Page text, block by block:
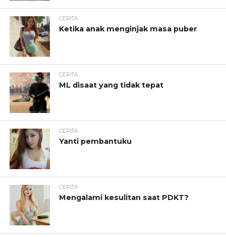
CERITA
Ketika anak menginjak masa puber
CERITA
ML disaat yang tidak tepat
CERITA
Yanti pembantuku
CERITA
Mengalami kesulitan saat PDKT?